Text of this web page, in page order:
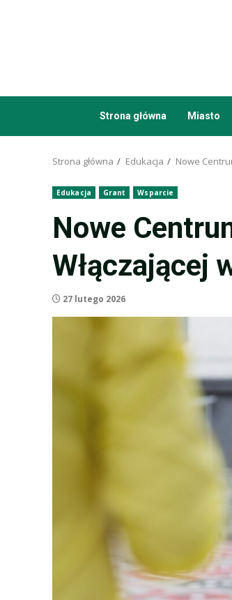
Strona główna Miasto
Strona główna Edukacja Nowe
Edukacja Grant Wsparcie
Nowe
Włączającej
27 lutego 2026